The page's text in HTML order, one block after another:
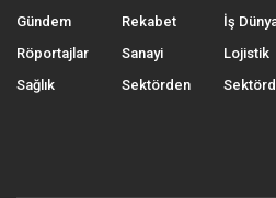
Gündem
Röportajlar
Sağlık
Rekabet
Sanayi
Sektörden
İş
Lojistik